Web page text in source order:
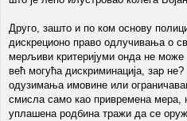
Друго, зашто и по ком основу
дискреционо право одлучивања о
мерљиви критеријуми онда не може
већ могућа дискриминација, зар
одузимања имовине или
смисла само као привремена мера,
уплашена родбина тражи да се